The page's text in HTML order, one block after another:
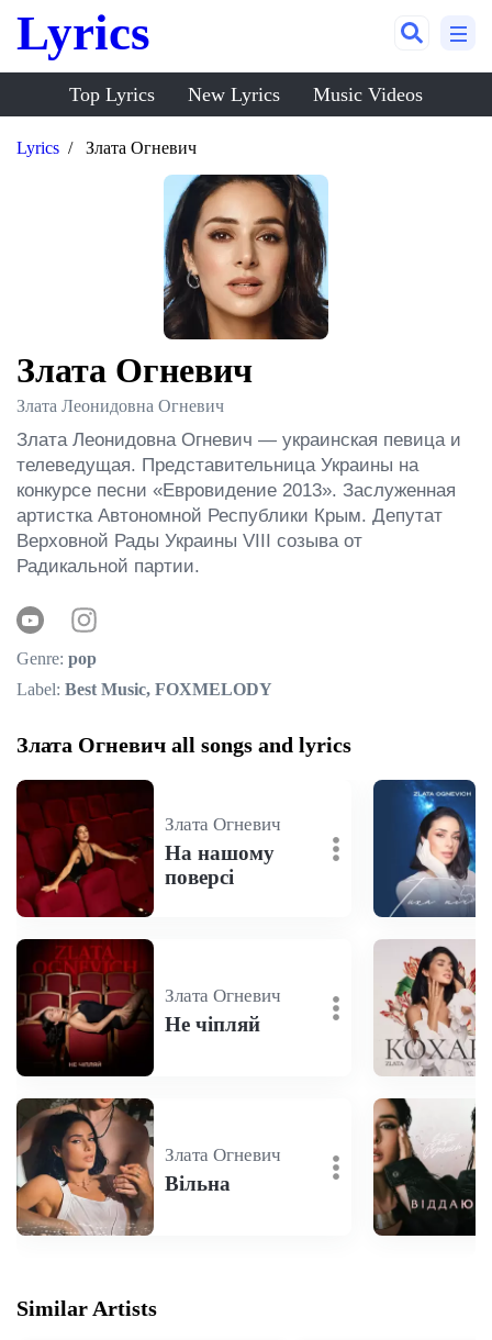
Lyrics
Top Lyrics New Lyrics Music Videos
Lyrics Злата Огневич
Злата Огневич
Злата Леонидовна Огневич
Злата Леонидовна Огневич — украинская певица и
телеведущая. Представительница Украины на
конкурсе песни «Евровидение 2013». Заслуженная
артистка Автономной Республики Крым. Депутат
Верховной Рады Украины VIII созыва от
Радикальной партии.
Genre: pop
Label: Best Music, FOXMELODY
Злата Огневич all songs and lyrics
Злата Огневич
На нашому
поверсі
Злата Огневич
Не чіпляй
Злата Огневич
Вільна
Similar Artists